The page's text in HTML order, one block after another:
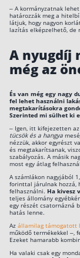
– A kormányzatnak
határozzák meg a
látjuk, hogy nagyon
lazítás elképzelhető, de
A nyugdíj
még az
És van még egy nagy
fel lehet használni
megtakarításokra
Szerinted mi sülhet ki
– Igen, itt kifejezetten az
tücsök és a hangya
nézzük, akkor egyrészt
és megtakarítsanak,
szabályozás. A másik
most egy átlag
A számlákon nagyjából
forinttal járulnak hozzá,
felhasználni. Ha kivesz
teljes állomány
egy részét csatornázná
hatás lenne.
Az államilag támogatott
működő termékekkel –,
Ezeket hamarabb
Ha valaki csak egy